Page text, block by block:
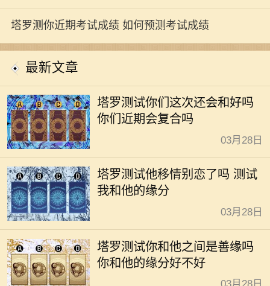
高
塔罗测你近期考试成绩 如何预测考试成绩
最新文章
塔罗测试你们这次还会和好吗
你们近期会复合吗
03月28日
塔罗测试他移情别恋了吗 测试
我和他的缘分
03月28日
塔罗测试你和他之间是善缘吗
你和他的缘分好不好